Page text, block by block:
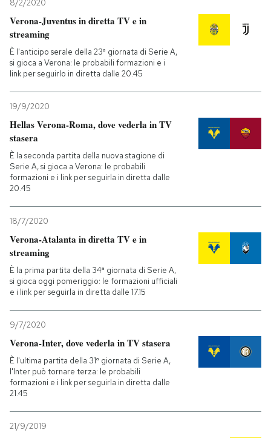
8/2/2020
Verona-Juventus in diretta TV e in
streaming
È l'anticipo serale della 23ª giornata di Serie A,
si gioca a Verona: le probabili formazioni e i
link per seguirlo in diretta dalle 20.45
19/9/2020
Hellas Verona-Roma, dove vederla in TV
stasera
È la seconda partita della nuova stagione di
Serie A, si gioca a Verona: le probabili
formazioni e i link per seguirla in diretta dalle
20.45
18/7/2020
Verona-Atalanta in diretta TV e in
streaming
È la prima partita della 34ª giornata di Serie A,
si gioca oggi pomeriggio: le formazioni ufficiali
e i link per seguirla in diretta dalle 17.15
9/7/2020
Verona-Inter, dove vederla in TV stasera
È l'ultima partita della 31ª giornata di Serie A,
l'Inter può tornare terza: le probabili
formazioni e i link per seguirla in diretta dalle
21.45
21/9/2019